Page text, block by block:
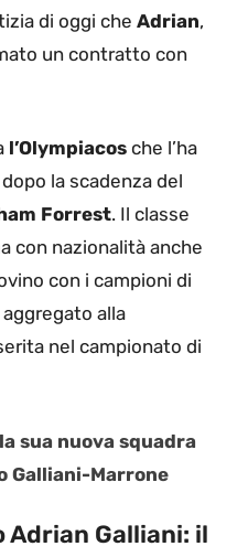
di oggi che Adrian,
un contratto con
l’Olympiacos che l’ha
la scadenza del
Forrest. Il classe
con nazionalità anche
con i campioni di
alla
nel campionato di
sua nuova squadra
Galliani-Marrone
Adrian Galliani: il